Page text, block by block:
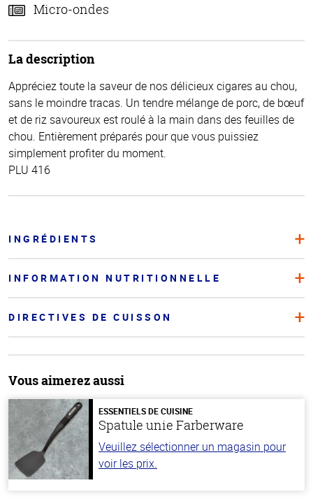
Micro-ondes
La description
Appréciez toute la saveur de nos délicieux cigares au chou,
sans le moindre tracas. Un tendre mélange de porc, de bœuf
et de riz savoureux est roulé à la main dans des feuilles de
chou. Entièrement préparés pour que vous puissiez
simplement profiter du moment.
PLU 416
INGRÉDIENTS
INFORMATION NUTRITIONNELLE
DIRECTIVES DE CUISSON
Vous aimerez aussi
ESSENTIELS DE CUISINE
Spatule unie Farberware
Veuillez sélectionner un magasin pour
voir les prix.